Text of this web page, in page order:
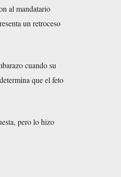
al mandatario
un retroceso
cuando su
que el feto
pero lo hizo